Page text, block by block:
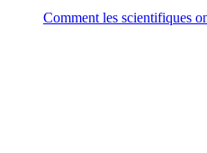
Comment les scientifiques